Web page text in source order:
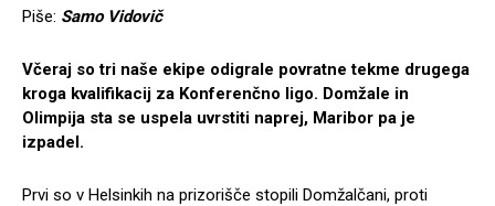
Piše: Samo Vidovič
Včeraj so tri naše ekipe odigrale povratne tekme drugega
kroga kvalifikacij za Konferenčno ligo. Domžale in
Olimpija sta se uspela uvrstiti naprej, Maribor pa je
izpadel.
Prvi so v Helsinkih na prizorišče stopili Domžalčani, proti